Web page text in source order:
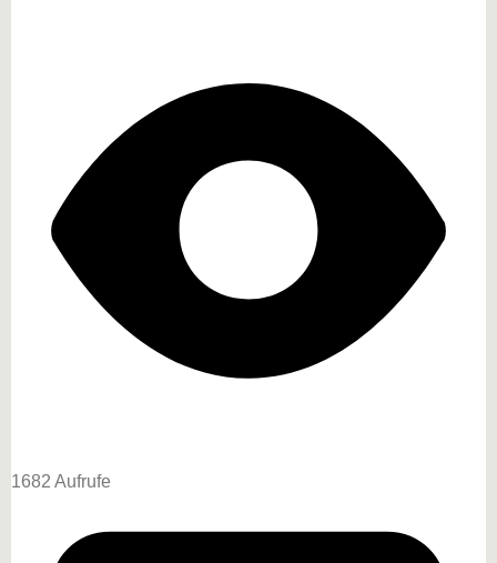
1682 Aufrufe